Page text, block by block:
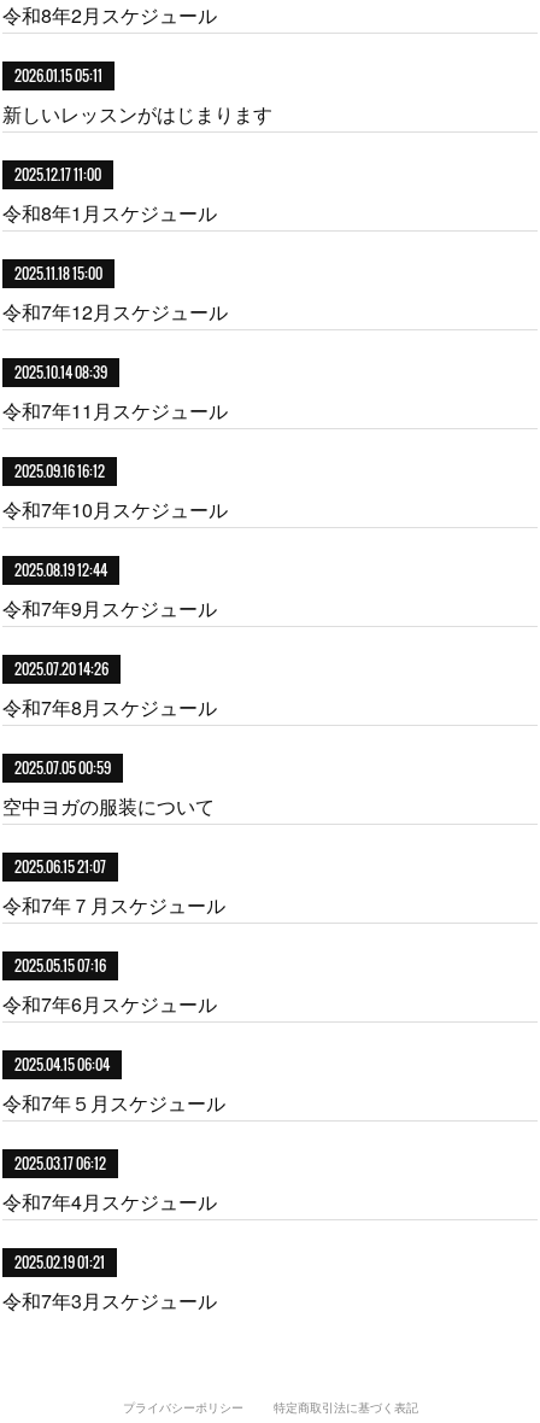
令和8年2月スケジュール
2026.01.15 05:11
新しいレッスンがはじまります
2025.12.17 11:00
令和8年1月スケジュール
2025.11.18 15:00
令和7年12月スケジュール
2025.10.14 08:39
令和7年11月スケジュール
2025.09.16 16:12
令和7年10月スケジュール
2025.08.19 12:44
令和7年9月スケジュール
2025.07.20 14:26
令和7年8月スケジュール
2025.07.05 00:59
空中ヨガの服装について
2025.06.15 21:07
令和7年７月スケジュール
2025.05.15 07:16
令和7年6月スケジュール
2025.04.15 06:04
令和7年５月スケジュール
2025.03.17 06:12
令和7年4月スケジュール
2025.02.19 01:21
令和7年3月スケジュール
プライバシーポリシー 特定商取引法に基づく表記